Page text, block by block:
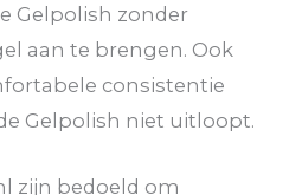
Gelpolish zonder
aan te brengen. Ook
consistentie
Gelpolish niet uitloopt.
zijn bedoeld om